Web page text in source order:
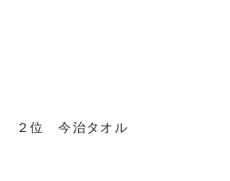
２位 今治タオル